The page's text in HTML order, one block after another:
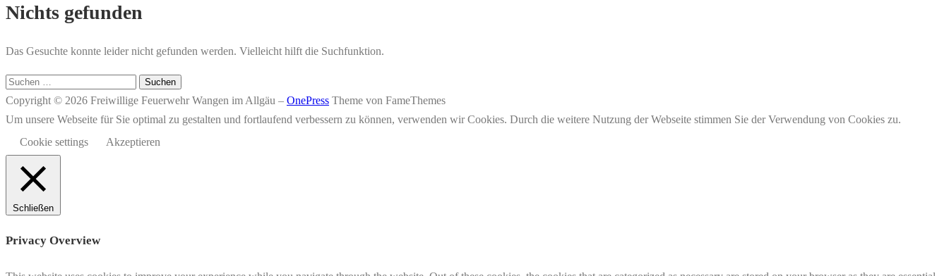
Nichts gefunden
Das Gesuchte konnte leider nicht gefunden werden. Vielleicht hilft die Suchfunktion.
Suchen
nach:
Copyright © 2026 Freiwillige Feuerwehr Wangen im Allgäu – OnePress Theme von FameThemes
Um unsere Webseite für Sie optimal zu gestalten und fortlaufend verbessern zu können, verwenden wir Cookies. Durch die weitere Nutzung der Webseite stimmen Sie der Verwendung von Cookies zu.
Cookie settings
Akzeptieren
Schließen
Privacy Overview